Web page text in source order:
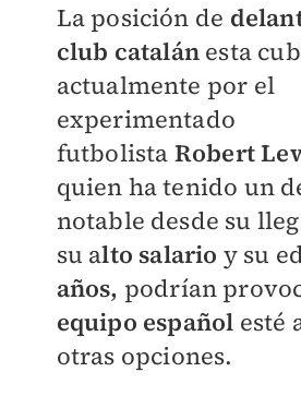
La posición de
club catalánesta
actualmente por el
experimentado
futbolista Robert
quien ha tenido un
notable desde su
su alto salario y su
años, podrían
equipo español esté
otras opciones.